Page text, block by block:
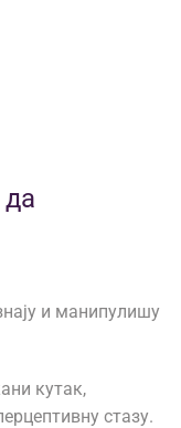
и манипулишу
кутак,
стазу.